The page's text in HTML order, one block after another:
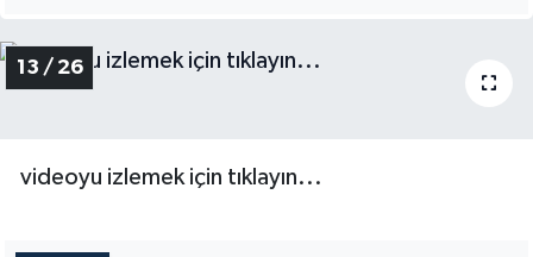
13 / 26
videoyu izlemek için tıklayın...